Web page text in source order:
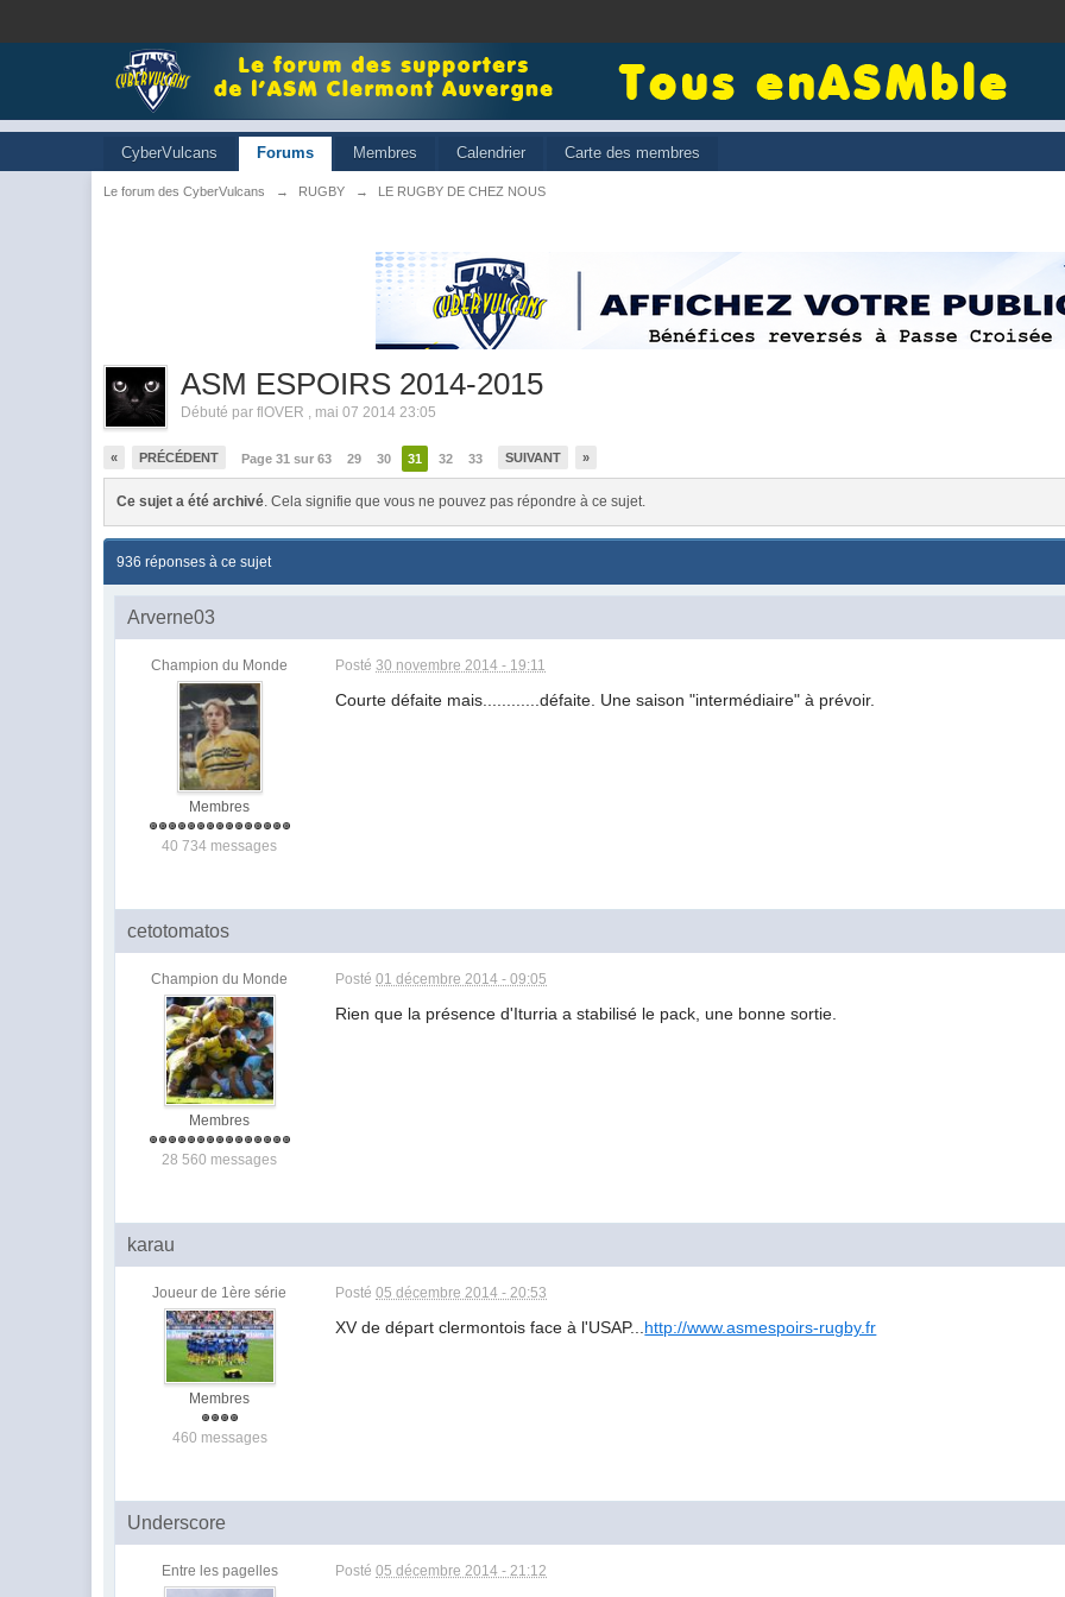
CyberVulcans Forums Membres Calendrier Carte des membres
Le forum des CyberVulcans → RUGBY → LE RUGBY DE CHEZ NOUS
ASM ESPOIRS 2014-2015
Débuté parflOVER , mai 07 2014 23:05
« PRÉCÉDENT Page 31 sur 63 29 30 31 32 33 SUIVANT »
Ce sujet a été archivé. Cela signifie que vous ne pouvez pas répondre à ce sujet.
936 réponses à ce sujet
Arverne03
Champion du Monde
Membres
40 734 messages
Posté30 novembre 2014 - 19:11
Courte défaite mais............défaite. Une saison "intermédiaire" à prévoir.
cetotomatos
Champion du Monde
Membres
28 560 messages
Posté01 décembre 2014 - 09:05
Rien que la présence d'Iturria a stabilisé le pack, une bonne sortie.
karau
Joueur de 1ère série
Membres
460 messages
Posté05 décembre 2014 - 20:53
XV de départ clermontois face à l'USAP... http://www.asmespoirs-rugby.fr
Underscore
Entre les pagelles Posté05 décembre 2014 - 21:12